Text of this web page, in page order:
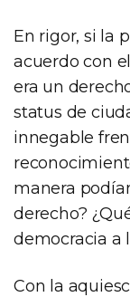
En rigor, si la
acuerdo con
era un
status de
innegable
manera
derecho?
democracia a
Con la